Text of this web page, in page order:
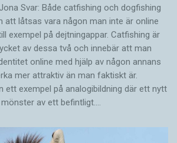
Svar: Både catfishing och dogfishing
att låtsas vara någon man inte är online
exempel på dejtningappar. Catfishing är
av dessa två och innebär att man
online med hjälp av någon annans
mer attraktiv än man faktiskt är.
ett exempel på analogibildning där ett nytt
av ett befintligt.…